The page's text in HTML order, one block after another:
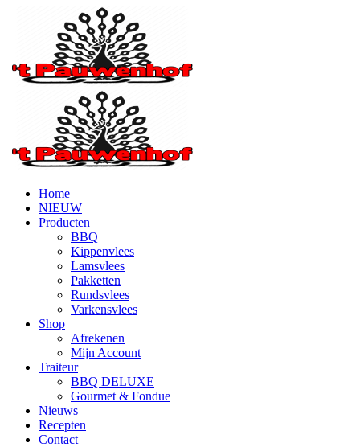
Home
NIEUW
Producten
BBQ
Kippenvlees
Lamsvlees
Pakketten
Rundsvlees
Varkensvlees
Shop
Afrekenen
Mijn Account
Traiteur
BBQ DELUXE
Gourmet & Fondue
Nieuws
Recepten
Contact